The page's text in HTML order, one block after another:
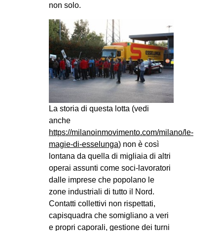
CINEMA
MANIFESTI
MUSICA
RECENSIONI
INTERNAZIONALE
AMERICHE
ESTREMO ORIENTE
EUROPA
MEDIO ORIENTE
MONDO
EVENTI
non solo.
La storia di questa lotta (vedi
anche
https://milanoinmovimento.com/milano/le-
magie-di-esselunga) non è così
lontana da quella di migliaia di altri
operai assunti come soci-lavoratori
dalle imprese che popolano le
zone industriali di tutto il Nord.
Contatti collettivi non rispettati,
capisquadra che somigliano a veri
e propri caporali, gestione dei turni